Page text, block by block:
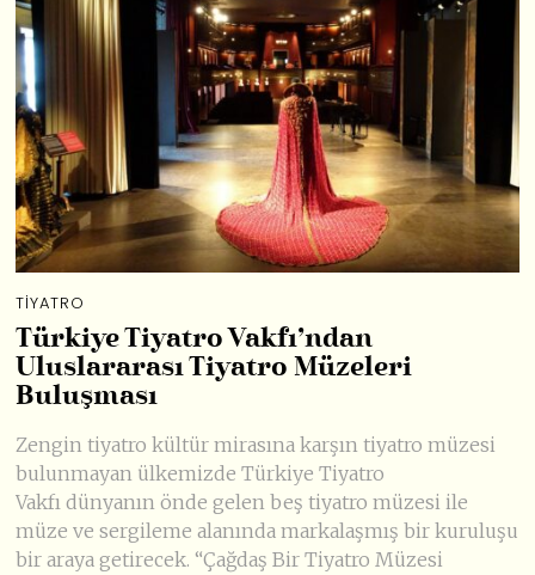
TIYATRO
Türkiye Tiyatro Vakfı’ndan
Uluslararası Tiyatro Müzeleri
Buluşması
Zengin tiyatro kültür mirasına karşın tiyatro müzesi
bulunmayan ülkemizde Türkiye Tiyatro
Vakfı dünyanın önde gelen beş tiyatro müzesi ile
müze ve sergileme alanında markalaşmış bir kuruluşu
bir araya getirecek. “Çağdaş Bir Tiyatro Müzesi